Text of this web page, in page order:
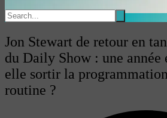
Jon Stewart de retour en
du Daily Show : une année
elle sortir la
routine ?